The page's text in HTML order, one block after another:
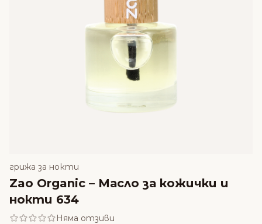
грижа за нокти
Zao Organic – Масло за кожички и
нокти 634
Няма отзиви